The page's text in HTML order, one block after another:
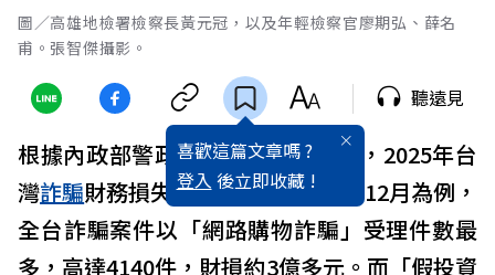
圖／高雄地檢署檢察長黃元冠，以及年輕檢察官廖期弘、薛名
甫。張智傑攝影。
喜歡這篇文章嗎 ?
登入 後立即收藏 !
聽遠見
根據內政部警政署「打詐儀表板」，2025年台
灣詐騙財務損失高達近900億元。以12月為例，
全台詐騙案件以「網路購物詐騙」受理件數最
多，高達4140件，財損約3億多元。而「假投資